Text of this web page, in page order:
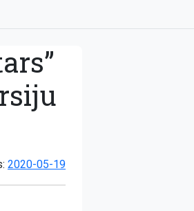
2020-05-19